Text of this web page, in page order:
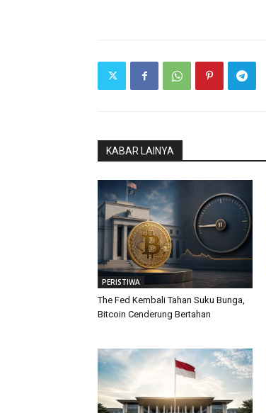
KABAR LAINYA
PERISTIWA
The Fed Kembali Tahan Suku Bunga,
Bitcoin Cenderung Bertahan